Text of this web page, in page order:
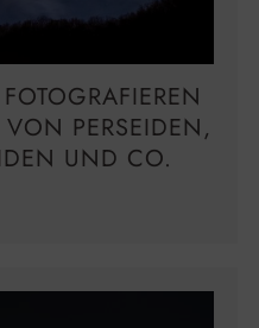
PERSEIDEN,
UND CO.